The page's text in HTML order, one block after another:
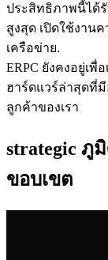
ประสิทธิภาพนี้ได้รั
สูงสุด เปิดใช้งาน
เครือข่าย.
ERPC ยังคงอยู่เพื่
ฮาร์ดแวร์ล่าสุดที่
ลูกค้าของเรา
strategic ภู
ขอบเขต